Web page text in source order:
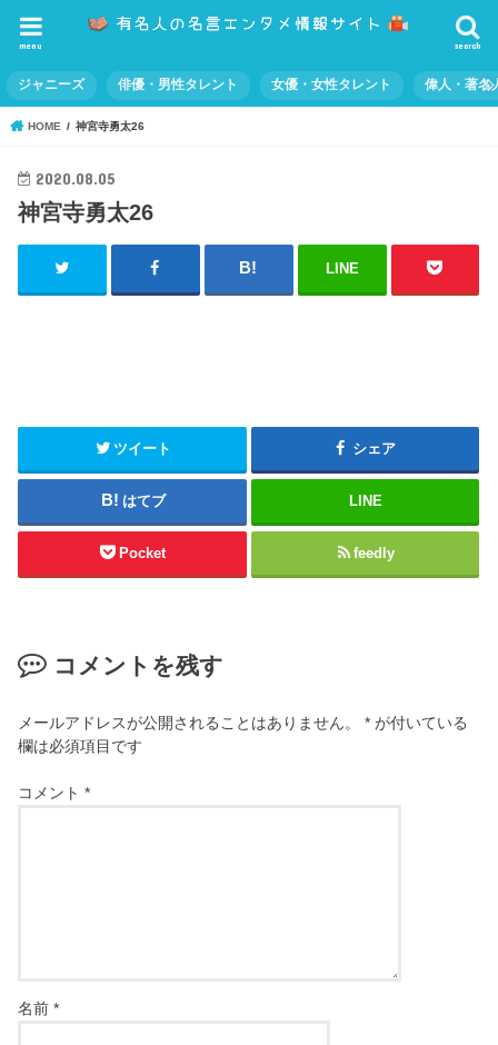
search
menu
ジャニーズ 俳優・男性タレント 女優・女性タレント 偉人・著名
HOME 神宮寺勇太26
2020.08.05
神宮寺勇太26
LINE
ツイート シェア
はてブ LINE
Pocket feedly
コメントを残す
メールアドレスが公開されることはありません。 * が付いている
欄は必須項目です
コメント*
名前*